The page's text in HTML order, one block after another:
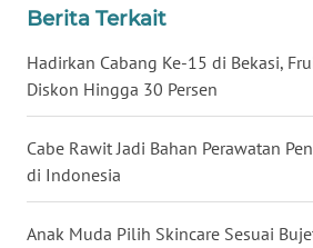
Berita Terkait
Hadirkan Cabang Ke-15 di Bekasi,
Diskon Hingga 30 Persen
Cabe Rawit Jadi Bahan Perawatan
di Indonesia
Anak Muda Pilih Skincare Sesuai
WN
SELATAN
TANJUNG